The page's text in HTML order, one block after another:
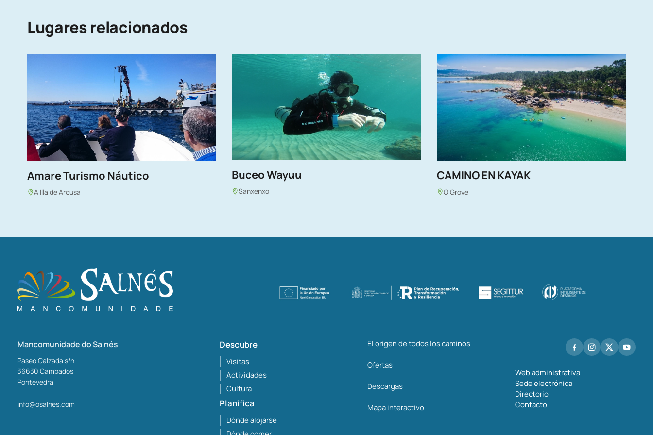
Lugares relacionados
Amare Turismo Náutico
A Illa de Arousa
Buceo Wayuu
Sanxenxo
CAMINO EN KAYAK
O Grove
Mancomunidade do Salnés
Paseo Calzada s/n
36630 Cambados
Pontevedra
info@osalnes.com
Descubre
Visitas
Actividades
Cultura
Planifica
Dónde alojarse
El origen de todos los caminos
Ofertas
Descargas
Mapa interactivo
Web administrativa
Sede electrónica
Directorio
Contacto